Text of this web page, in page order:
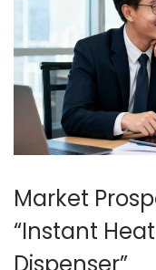
Market
“Instant